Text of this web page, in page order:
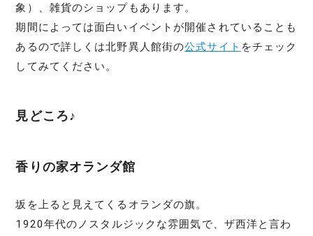
象）、雑貨のショップもあります。
期間によっては面白いイベントが開催されていることも
あるので詳しくは北野異人館街の公式サイト をチェック
してみてください。
見どころ♪
香りの家オランダ館
坂を上ると見えてくるオランダの旗。
1920年代のノスタルジックな雰囲気で、ザ西洋と言わ